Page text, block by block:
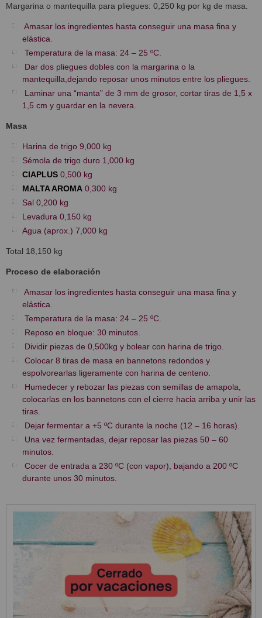
Margarina o mantequilla para pliegues: 0,250 kg por kg de masa.
Amasar los ingredientes hasta conseguir una masa fina y
elástica.
Temperatura de la masa: 24 – 25 ºC.
Dar dos pliegues dobles con la margarina o la
mantequilla,dejando reposar unos minutos entre los pliegues.
Laminar una “manta” de 3 mm de grosor, cortar tiras de 1,5 x
1,5 cm y guardar en la nevera.
Masa
Harina de trigo 9,000 kg
Sémola de trigo duro 1,000 kg
CIAPLUS 0,500 kg
MALTA AROMA 0,300 kg
Sal 0,200 kg
Levadura 0,150 kg
Agua (aprox.) 7,000 kg
Total 18,150 kg
Proceso de elaboración
Amasar los ingredientes hasta conseguir una masa fina y
elástica.
Temperatura de la masa: 24 – 25 ºC.
Reposo en bloque: 30 minutos.
Dividir piezas de 0,500kg y bolear con harina de trigo.
Colocar 8 tiras de masa en bannetons redondos y
espolvorearlas ligeramente con harina de centeno.
Humedecer y rebozar las piezas con semillas de amapola,
colocarlas en los bannetons con el cierre hacia arriba y unir las
tiras.
Dejar fermentar a +5 ºC durante la noche (12 – 16 horas).
Una vez fermentadas, dejar reposar las piezas 50 – 60
minutos.
Cocer de entrada a 230 ºC (con vapor), bajando a 200 ºC
durante unos 30 minutos.